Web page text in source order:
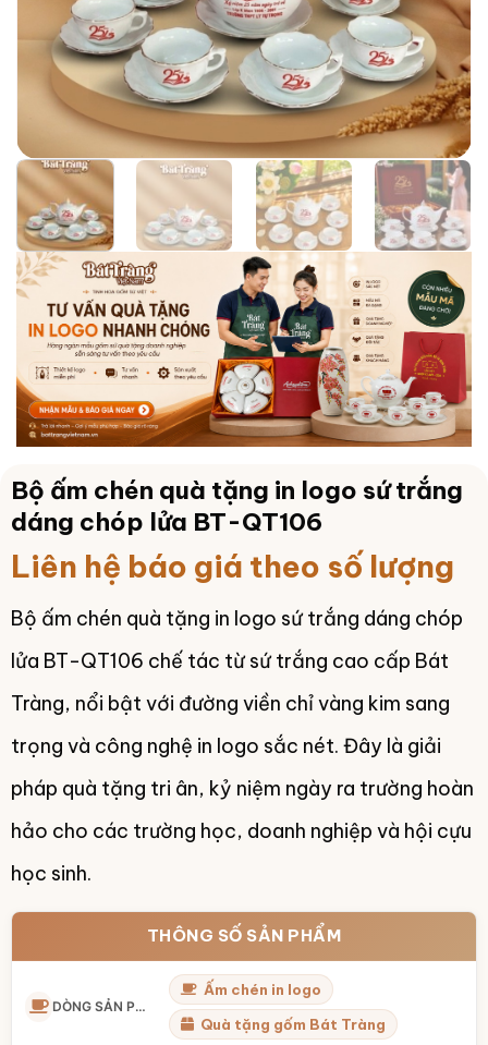
Bộ ấm chén quà tặng in logo sứ trắng
dáng chóp lửa BT-QT106
Liên hệ báo giá theo số lượng
Bộ ấm chén quà tặng in logo sứ trắng dáng chóp
lửa BT-QT106 chế tác từ sứ trắng cao cấp Bát
Tràng, nổi bật với đường viền chỉ vàng kim sang
trọng và công nghệ in logo sắc nét. Đây là giải
pháp quà tặng tri ân, kỷ niệm ngày ra trường hoàn
hảo cho các trường học, doanh nghiệp và hội cựu
học sinh.
THÔNG SỐ SẢN PHẨM
DÒNG SẢN PHẨM
Ấm chén in logo
Quà tặng gốm Bát Tràng